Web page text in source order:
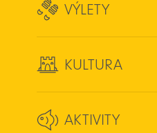
VÝLETY
KULTURA
AKTIVITY